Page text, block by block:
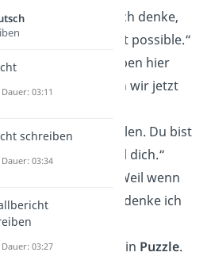
„Bist du
? Weil ich denke,
das zwischen uns ist possible.“
„Glaubst du, die haben hier
Rum?Sonst müssen wir jetzt
„Lass unsHaus
spielen. Du bist
die Tür und ich knall dich.“
? Weil wenn
ich dich sehe, dann denke ich
mir puuuh!“
„Das Leben ist wie ein Puzzle.
03:11
schreiben
03:34
03:27